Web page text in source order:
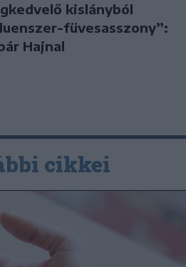
kislányból
füvesasszony”:
Hajnal
cikkei